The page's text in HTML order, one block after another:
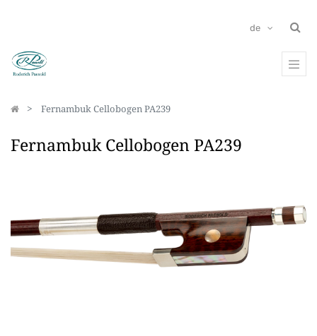
de
Fernambuk Cellobogen PA239
Fernambuk Cellobogen PA239